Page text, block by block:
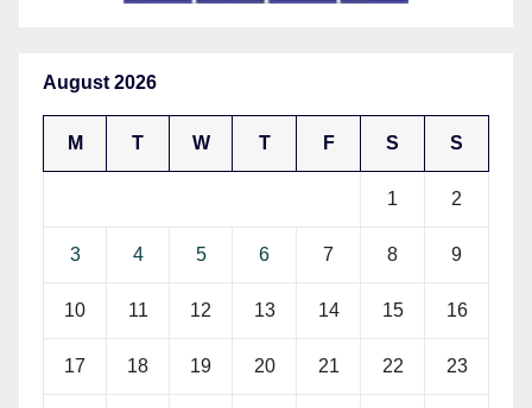
August 2026
M T W T F S S
1 2
3 4 5 6 7 8 9
10 11 12 13 14 15 16
17 18 19 20 21 22 23